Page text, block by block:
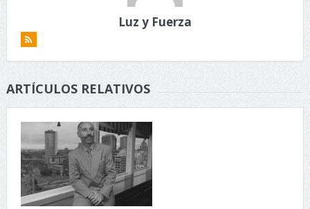
Luz y Fuerza
ARTÍCULOS RELATIVOS